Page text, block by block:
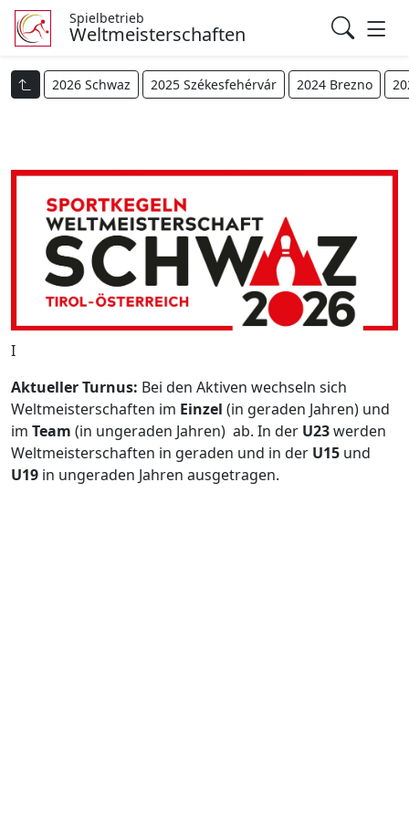
Spielbetrieb
Weltmeisterschaften
2026 Schwaz 2025 Székesfehérvár 2024 Brezno
I
Aktueller Turnus: Bei den Aktiven wechseln sich
Weltmeisterschaften im Einzel (in geraden Jahren) und
im Team (in ungeraden Jahren) ab. In der U23werden
Weltmeisterschaften in geraden und in der U15 und
U19 in ungeraden Jahren ausgetragen.